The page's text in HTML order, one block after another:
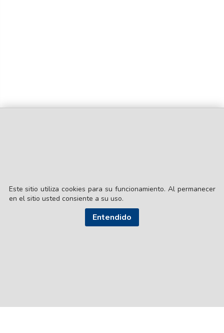
Director Editorial: Lic. Gustavo Eduardo Ick
Este sitio utiliza cookies para su funcionamiento. Al permanecer
en el sitio usted consiente a su uso.
Entendido